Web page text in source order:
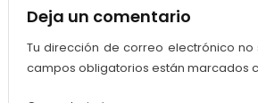
Deja un comentario
Tu dirección de correo electrónico no
campos obligatorios están marcados